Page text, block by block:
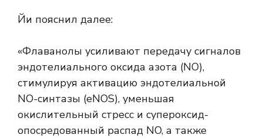
Йи пояснил далее:
«Флаванолы усиливают передачу сигналов
эндотелиального оксида азота (NO),
стимулируя активацию эндотелиальной
NO-синтазы (eNOS), уменьшая
окислительный стресс и супероксид-
опосредованный распад NO, а также